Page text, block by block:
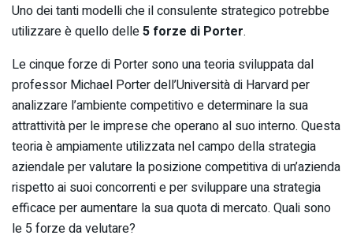
Uno dei tanti modelli che il consulente strategico potrebbe
utilizzare è quello delle5 forze di Porter.
Le cinque forze di Porter sono una teoria sviluppata dal
professor Michael Porter dell’Università di Harvard per
analizzare l’ambiente competitivo e determinare la sua
attrattività per le imprese che operano al suo interno. Questa
teoria è ampiamente utilizzata nel campo della strategia
aziendale per valutare la posizione competitiva di un’azienda
rispetto ai suoi concorrenti e per sviluppare una strategia
efficace per aumentare la sua quota di mercato. Quali sono
le 5 forze da velutare?